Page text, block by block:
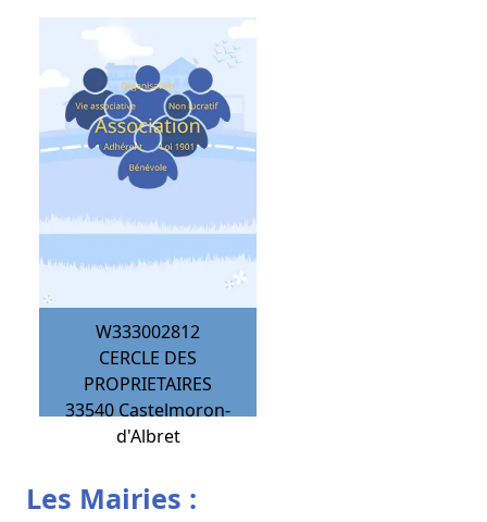
W333002812
CERCLE DES
PROPRIETAIRES
33540 Castelmoron-
d'Albret
Les Mairies :